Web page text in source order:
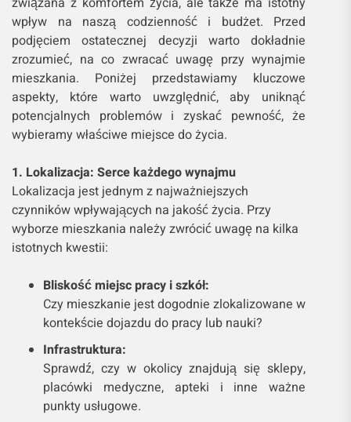
wpływ na naszą codzienność i budżet. Przed
podjęciem ostatecznej decyzji warto dokładnie
zrozumieć, na co zwracać uwagę przy wynajmie
mieszkania. Poniżej przedstawiamy kluczowe
aspekty, które warto uwzględnić, aby uniknąć
potencjalnych problemów i zyskać pewność, że
wybieramy właściwe miejsce do życia.
1. Lokalizacja: Serce każdego wynajmu
Lokalizacja jest jednym z najważniejszych
czynników wpływających na jakość życia. Przy
wyborze mieszkania należy zwrócić uwagę na kilka
istotnych kwestii:
Bliskość miejsc pracy i szkół:
Czy mieszkanie jest dogodnie zlokalizowane w
kontekście dojazdu do pracy lub nauki?
Infrastruktura:
Sprawdź, czy w okolicy znajdują się sklepy,
placówki medyczne, apteki i inne ważne
punkty usługowe.